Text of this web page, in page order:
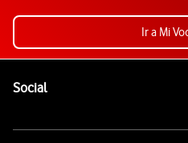
Ir a Mi
SocialEnlaces a las redes